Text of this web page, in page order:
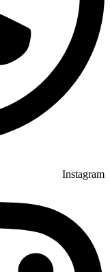
Instagram